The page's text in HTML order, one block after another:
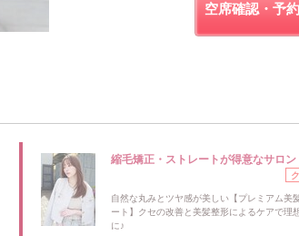
空席確認・予
縮毛矯正・ストレートが得意なサロン
自然な丸みとツヤ感が美しい【プレミアム美
ート】クセの改善と美髪整形によるケアで理
に♪